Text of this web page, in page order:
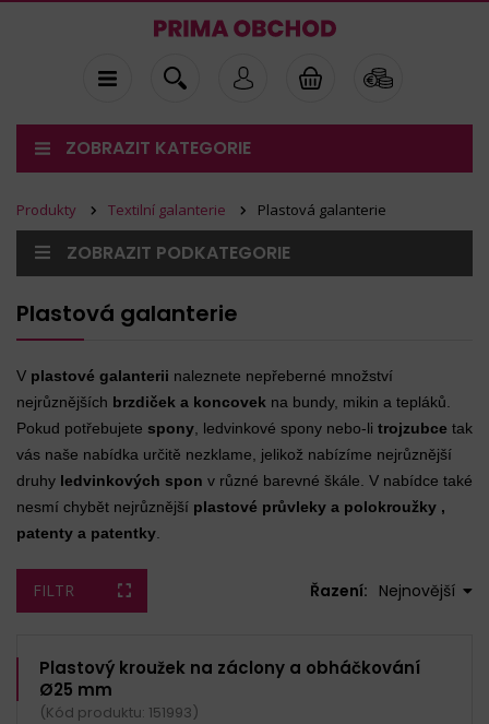
ZOBRAZIT KATEGORIE
Produkty Textilní galanterie Plastová galanterie
ZOBRAZIT PODKATEGORIE
Plastová galanterie
V plastové galanterii naleznete nepřeberné množství
nejrůznějších brzdiček a koncovek na bundy, mikin a tepláků.
Pokud potřebujete spony ledvinkové spony nebo-li trojzubce tak
vás naše nabídka určitě nezklame, jelikož nabízíme nejrůznější
druhy ledvinkových spon v různé barevné škále. V nabídce také
nesmí chybět nejrůznější plastové průvleky a polokroužky ,
patenty a patentky
FILTR Řazení: Nejnovější
Plastový kroužek na záclony a obháčkování
Ø25 mm
(Kód produktu: 151993)